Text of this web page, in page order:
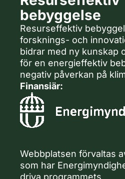
bebyggelse
Resurseffektiv
forsknings- och
bidrar med ny kunskap
för en energieffektiv
negativ påverkan på
Finansiär:
Webbplatsen förvaltas
som har
driva programmets